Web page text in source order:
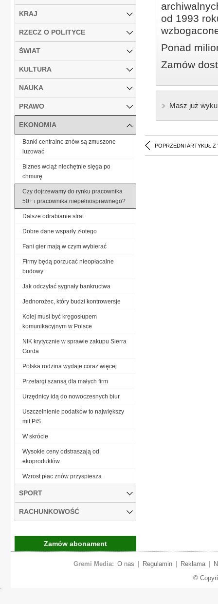
od 1993
Ponad
Zamów
Masz już
POPRZEDNI ARTYKUŁ Z
KRAJ
RZECZ O POLITYCE
ŚWIAT
KULTURA
NAUKA
PRAWO
EKONOMIA
Banki centralne znów są zmuszone
luzować
Biznes wciąż niechętnie sięga po
chmurę
Czy dojrzewamy do rynku pracownika
50+ i pracownika niepełnosprawnego?
Dalsze odrabianie strat
Dobre dane wsparły złotego
Fani gier mają w czym wybierać
Firmy będą porzucać nieopłacalne
budowy
Jak odczytać sygnały bankructwa
Jednorożec, który budzi kontrowersje
Kolej musi być kręgosłupem
komunikacyjnym w Polsce
NIK krytycznie w sprawie zakupu Sierra
Gorda
Polska rodzina wydaje coraz więcej
Przetargi szansą dla małych firm
Urzędnicy idą do nowoczesnych biur
Uszczelnienie podatków to największy
mit PiS
W skrócie
Wysokie ceny odstraszają od
ekoproduktów
Wzrost płac znów przyspiesza
SPORT
RACHUNKOWOŚĆ
Zamów abonament
Gremi Media: O nas Regulamin Reklama
©